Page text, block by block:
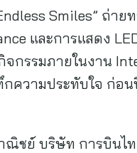
Smiles” ถ่า
และการแสดง
กรรมภายในงาน
ความประทับใจ ก่อ
ชย์ บริษัท การบินไ